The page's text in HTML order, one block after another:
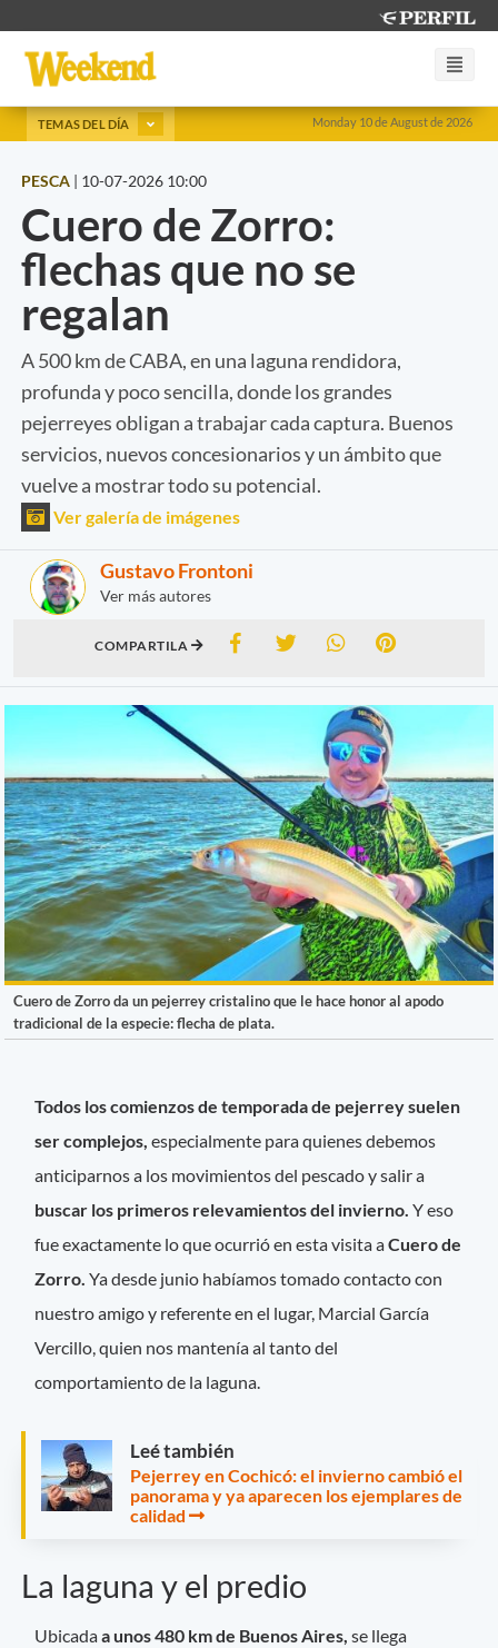
Monday 10 de August de 2026
TEMAS DEL DÍA
PESCA | 10-07-2026 10:00
Cuero de Zorro:
flechas que no se
regalan
A 500 km de CABA, en una laguna rendidora,
profunda y poco sencilla, donde los grandes
pejerreyes obligan a trabajar cada captura. Buenos
servicios, nuevos concesionarios y un ámbito que
vuelve a mostrar todo su potencial.
Ver galería de imágenes
Gustavo Frontoni
Ver más autores
COMPARTILA
Cuero de Zorro da un pejerrey cristalino que le hace honor al apodo
tradicional de la especie: flecha de plata.
Todos los comienzos de temporada de pejerrey suelen
ser complejos, especialmente para quienes debemos
anticiparnos a los movimientos del pescado y salir a
buscar los primeros relevamientos del invierno.Y eso
fue exactamente lo que ocurrió en esta visita aCuero de
Zorro. Ya desde junio habíamos tomado contacto con
nuestro amigo y referente en el lugar, Marcial García
Vercillo, quien nos mantenía al tanto del
comportamiento de la laguna.
Leé también
Pejerrey en Cochicó: el invierno cambió el
panorama y ya aparecen los ejemplares de
calidad
La laguna y el predio
Ubicadaa unos 480 km de Buenos Aires,se llega